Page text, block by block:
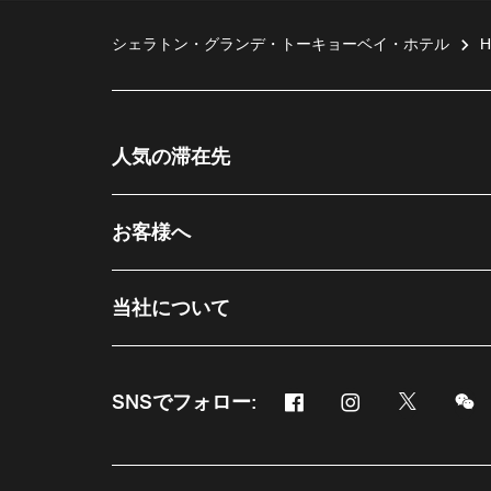
シェラトン・グランデ・トーキョーベイ・ホテル
人気の滞在先
お客様へ
当社について
SNSでフォロー: Facebook
新しいウィンドウで開く
Instagram
新しいウィンドウ
Twitter
新しいウ
新